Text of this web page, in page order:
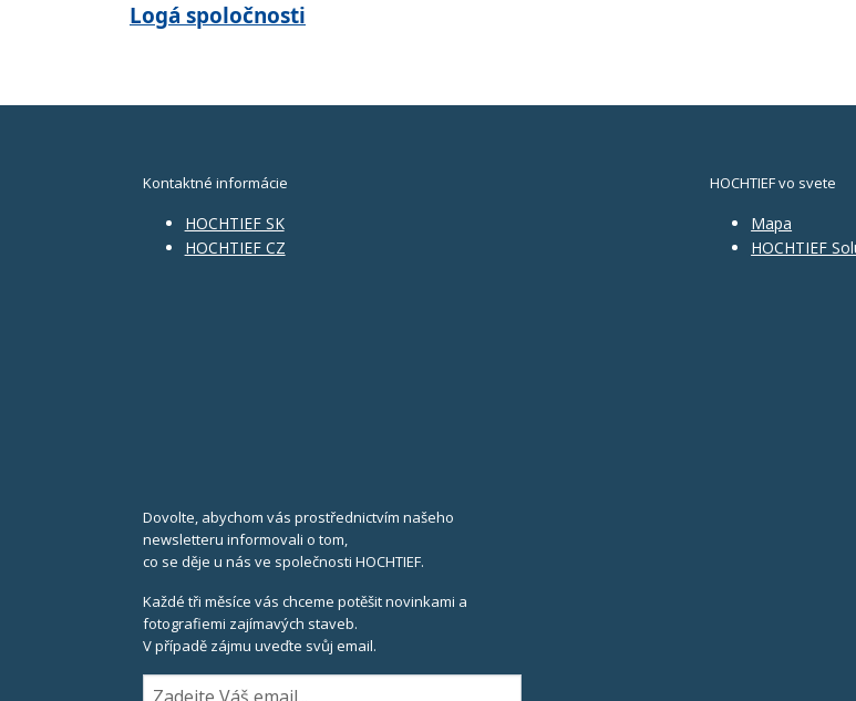
Logá spoločnosti
Kontaktné informácie
HOCHTIEF SK
HOCHTIEF CZ
HOCHTIEF vo svete
Mapa
HOCHTIEF
Dovolte, abychom vás prostřednictvím našeho
newsletteru informovali o tom,
co se děje u nás ve společnosti HOCHTIEF.
Každé tři měsíce vás chceme potěšit novinkami a
fotografiemi zajímavých staveb.
V případě zájmu uveďte svůj email.